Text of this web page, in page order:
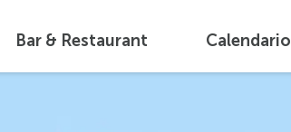
Bar & Restaurant Calendario